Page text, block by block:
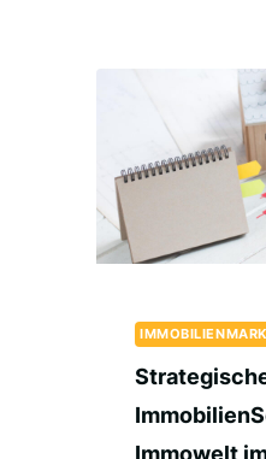
Immowelt